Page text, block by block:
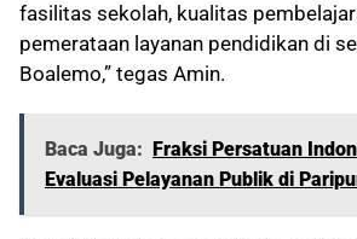
fasilitas sekolah, kualitas
pemerataan layanan pendidikan di
Boalemo,” tegas Amin.
Baca Juga: Fraksi Persatuan
Evaluasi Pelayanan Publik di